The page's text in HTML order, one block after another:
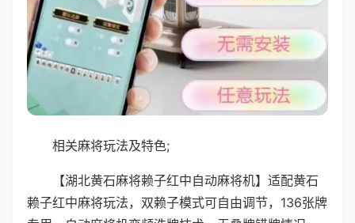
相关麻将玩法及特色;
【湖北黄石麻将赖子红中自动麻将机】适配黄石
赖子红中麻将玩法，双赖子模式可自由调节，136张牌